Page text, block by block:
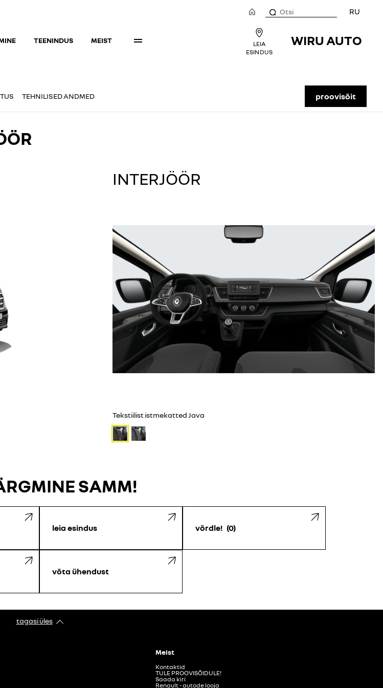
LEIA
ESINDUS
WIRU AUTO
TEENINDUS MEIST
RU
TEHNILISED ANDMED proovisõit
INTERJÖÖR
Tekstiilist istmekatted Java
SAMM!
leia esindus võrdle! 0
võta ühendust
tagasi üles
Meist
Kontaktid
TULE PROOVISÕIDULE!
Saada kiri
Renault - autode looja